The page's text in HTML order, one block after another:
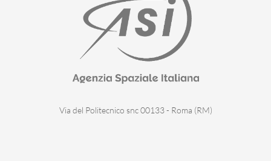
Via del Politecnico snc 00133 - Roma (RM)